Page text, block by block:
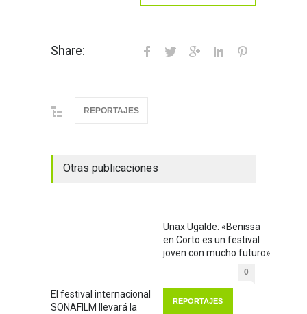
Share:
REPORTAJES
Otras publicaciones
El festival internacional
SONAFILM llevará la
Unax Ugalde: «Benissa
en Corto es un festival
joven con mucho futuro»
0
REPORTAJES